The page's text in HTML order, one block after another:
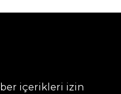
içerikleri izin